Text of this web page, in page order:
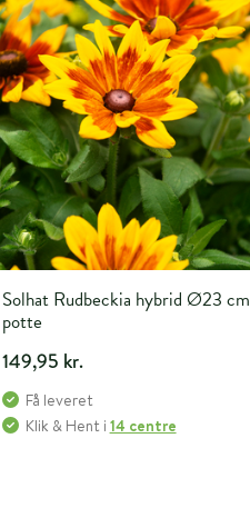
Solhat Rudbeckia hybrid Ø23 cm
potte
149,95 kr.
Få leveret
Klik & Hent i 14 centre